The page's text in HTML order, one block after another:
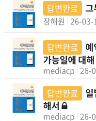
답변완료 그
장해원 26-03-
답변완료
가능일에 대해
mediacp 26-
답변완료
해서
mediacp 26-